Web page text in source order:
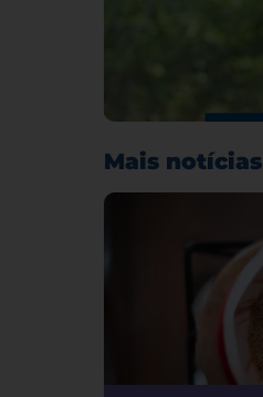
Mais notícias